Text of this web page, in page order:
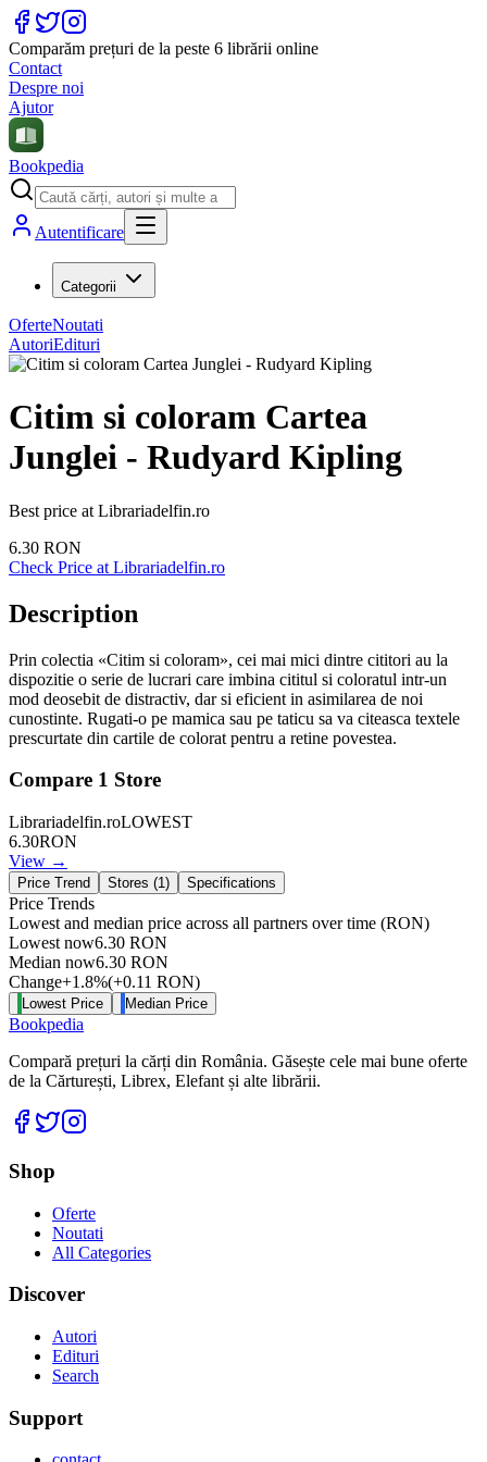
Comparăm prețuri de la peste 6 librării online
Contact
Despre noi
Ajutor
Bookpedia
Autentificare
Categorii
OferteNoutati
AutoriEdituri
Citim si coloram Cartea
Junglei - Rudyard Kipling
Best price at Librariadelfin.ro
6.30 RON
Check Price at Librariadelfin.ro
Description
Prin colectia «Citim si coloram», cei mai mici dintre cititori au la
dispozitie o serie de lucrari care imbina cititul si coloratul intr-un
mod deosebit de distractiv, dar si eficient in asimilarea de noi
cunostinte. Rugati-o pe mamica sau pe taticu sa va citeasca textele
prescurtate din cartile de colorat pentru a retine povestea.
Compare 1 Store
Librariadelfin.roLOWEST
6.30RON
View →
Price Trend Stores (1) Specifications
Price Trends
Lowest and median price across all partners over time (RON)
Lowest now6.30 RON
Median now6.30 RON
Change+1.8%(+0.11 RON)
Lowest Price Median Price
Bookpedia
Compară prețuri la cărți din România. Găsește cele mai bune oferte
de la Cărturești, Librex, Elefant și alte librării.
Facebook
Twitter
Shop
Oferte
Noutati
All Categories
Discover
Autori
Edituri
Search
Support